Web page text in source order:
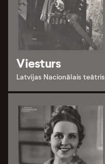
Viesturs
Latvijas Nacionālais teātris